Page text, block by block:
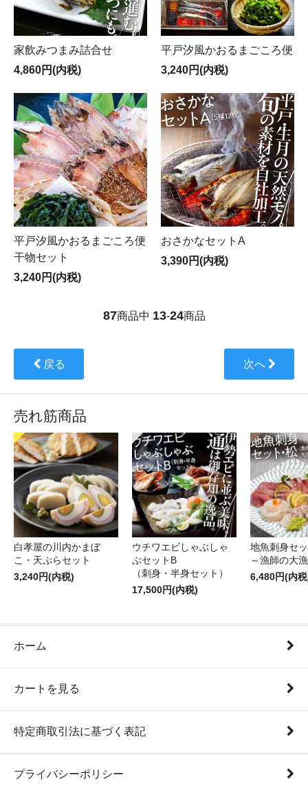
家飲みつまみ詰合せ
4,860円(内税)
平戸汐風かおるまごころ便
3,240円(内税)
平戸汐風かおるまごころ便
干物セット
3,240円(内税)
おさかなセットA
3,390円(内税)
87商品中 13-24商品
戻る 次へ
売れ筋商品
白孝屋の川内かまぼ
こ・天ぷらセット
3,240円(内税)
ウチワエビしゃぶしゃ
ぶセットB
（刺身・半身セット）
17,500円(内税)
地魚刺身セ
～漁師の大
6,480円(内
ホーム
カートを見る
特定商取引法に基づく表記
プライバシーポリシー